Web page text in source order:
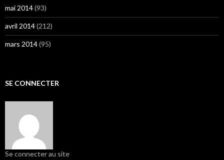
mai 2014(93)
avril 2014(212)
mars 2014(95)
SE CONNECTER
Se connecter au site